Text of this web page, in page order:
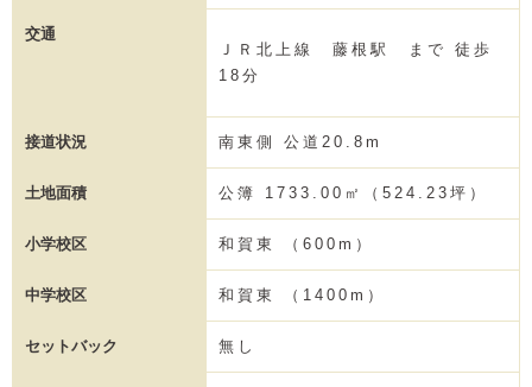
交通
ＪＲ北上線 藤根駅 まで 徒歩
18分
接道状況 南東側 公道20.8m
土地面積 公簿 1733.00㎡（524.23坪）
小学校区 和賀東 （600m）
中学校区 和賀東 （1400m）
セットバック 無し